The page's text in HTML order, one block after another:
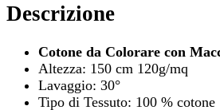
Descrizione
Cotone da Colorare con
Altezza: 150 cm 120g/mq
Lavaggio: 30°
Tipo di Tessuto: 100 % cotone